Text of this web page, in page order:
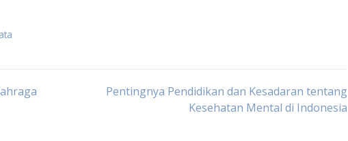
Pentingnya Pendidikan dan Kesadaran tentang
Kesehatan Mental di Indonesia